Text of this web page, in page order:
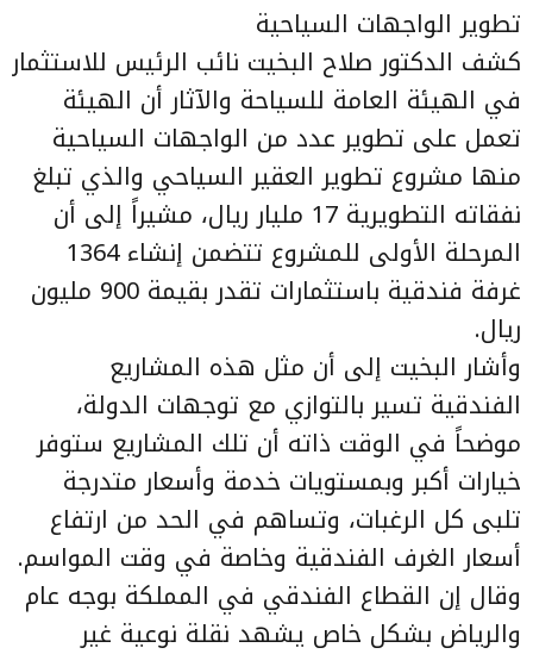
تطوير الواجهات السياحية
كشف الدكتور صلاح البخيت نائب الرئيس للاستثمار
في الهيئة العامة للسياحة والآثار أن الهيئة
تعمل على تطوير عدد من الواجهات السياحية
منها مشروع تطوير العقير السياحي والذي تبلغ
نفقاته التطويرية 17 مليار ريال، مشيراً إلى أن
المرحلة الأولى للمشروع تتضمن إنشاء 1364
غرفة فندقية باستثمارات تقدر بقيمة 900 مليون
ريال.
وأشار البخيت إلى أن مثل هذه المشاريع
الفندقية تسير بالتوازي مع توجهات الدولة،
موضحاً في الوقت ذاته أن تلك المشاريع ستوفر
خيارات أكبر وبمستويات خدمة وأسعار متدرجة
تلبى كل الرغبات، وتساهم في الحد من ارتفاع
أسعار الغرف الفندقية وخاصة في وقت المواسم.
وقال إن القطاع الفندقي في المملكة بوجه عام
والرياض بشكل خاص يشهد نقلة نوعية غير